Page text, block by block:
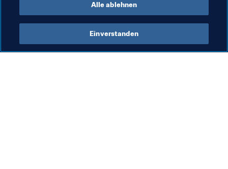
Organisation
Alle ablehnen
Einverstanden